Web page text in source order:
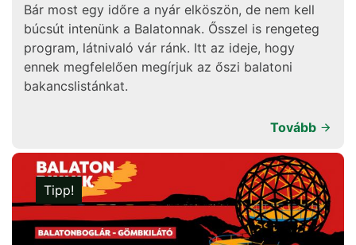
Bár most egy időre a nyár elköszön, de nem kell
búcsút intenünk a Balatonnak. Ősszel is rengeteg
program, látnivaló vár ránk. Itt az ideje, hogy
ennek megfelelően megírjuk az őszi balatoni
bakancslistánkat.
Tovább
Tipp!